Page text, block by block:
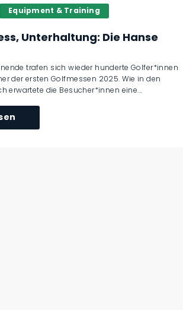
Equipment & Training
Unterhaltung: Die Hanse
trafen sich wieder hunderte Golfer*innen
der ersten Golfmessen 2025. Wie in den
erwartete die Besucher*innen eine...